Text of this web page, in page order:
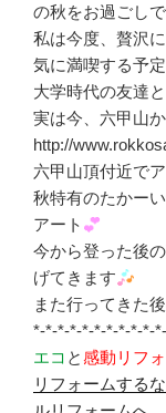
の秋をお過ごし
私は今度、贅沢
気に満喫する予
大学時代の友達
実は今、六甲山
http://
六甲山頂付近で
秋特有のたかー
アート
今から登った後
げてきます
また行ってきた
*-*-*-*-*-*-*-*-*-*-
エコ と感動リフ
リフォームする